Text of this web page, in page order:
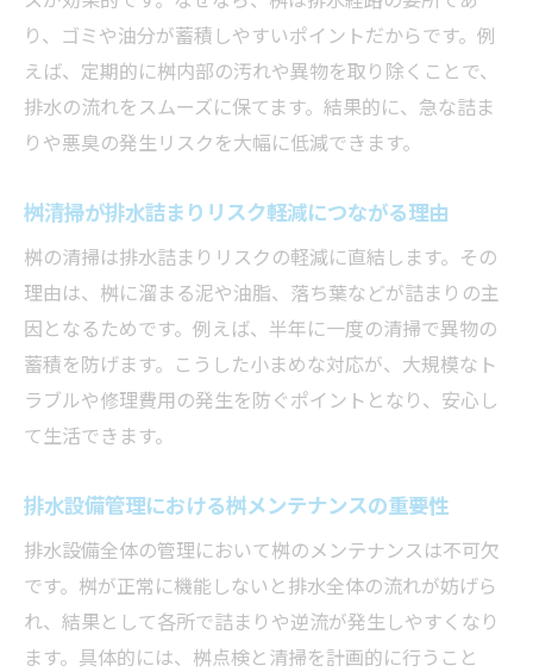
排水詰まり時に信頼できる業者を選ぶ方法
排水詰まり修理依頼の際に確認すべき事項
排水詰まり見積もりで失敗しないためのコ
ツ
排水詰まりトラブル時の依頼から作業の流
れ
排水詰まり修理依頼後のフォローアップ方
法
排水詰まりの原因と今後のトラブル予防策
排水詰まりを引き起こす主な原因と対策法
排水詰まり予防のための日常的な習慣づく
排水詰まりリスクを減らすメンテナンス術
排水詰まりを未然に防ぐ生活のポイント
将来的な排水詰まり防止策を徹底解説
排水詰まり再発を防ぐための定期点検法
り、ゴミや油分が蓄積しやすいポイントだからです。例
えば、定期的に桝内部の汚れや異物を取り除くことで、
排水の流れをスムーズに保てます。結果的に、急な詰ま
りや悪臭の発生リスクを大幅に低減できます。
桝清掃が排水詰まりリスク軽減につながる理由
桝の清掃は排水詰まりリスクの軽減に直結します。その
理由は、桝に溜まる泥や油脂、落ち葉などが詰まりの主
因となるためです。例えば、半年に一度の清掃で異物の
蓄積を防げます。こうした小まめな対応が、大規模なト
ラブルや修理費用の発生を防ぐポイントとなり、安心し
て生活できます。
排水設備管理における桝メンテナンスの重要性
排水設備全体の管理において桝のメンテナンスは不可欠
です。桝が正常に機能しないと排水全体の流れが妨げら
れ、結果として各所で詰まりや逆流が発生しやすくなり
ます。具体的には、桝点検と清掃を計画的に行うこと